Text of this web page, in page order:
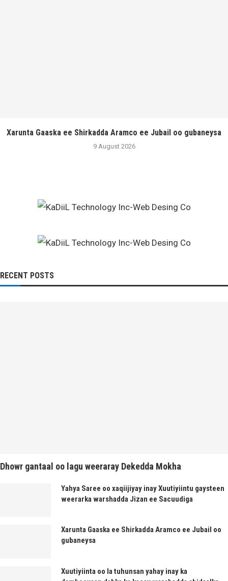
Xarunta Gaaska ee Shirkadda Aramco ee Jubail oo gubaneysa
9 August 2026
RECENT POSTS
Dhowr gantaal oo lagu weeraray Dekedda Mokha
Yahya Saree oo xaqiijiyay inay Xuutiyiintu gaysteen
weerarka warshadda Jizan ee Sacuudiga
Xarunta Gaaska ee Shirkadda Aramco ee Jubail oo
gubaneysa
Xuutiyiinta oo la tuhunsan yahay inay ka